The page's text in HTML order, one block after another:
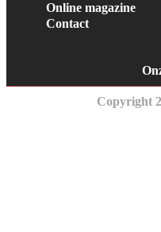
Online magazine
Contact
Copyright